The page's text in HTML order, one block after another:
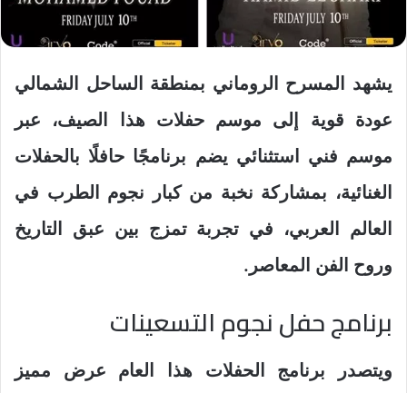
يشهد المسرح الروماني بمنطقة الساحل الشمالي
عودة قوية إلى موسم حفلات هذا الصيف، عبر
موسم فني استثنائي يضم برنامجًا حافلًا بالحفلات
الغنائية، بمشاركة نخبة من كبار نجوم الطرب في
العالم العربي، في تجربة تمزج بين عبق التاريخ
وروح الفن المعاصر.
برنامج حفل نجوم التسعينات
ويتصدر برنامج الحفلات هذا العام عرض مميز